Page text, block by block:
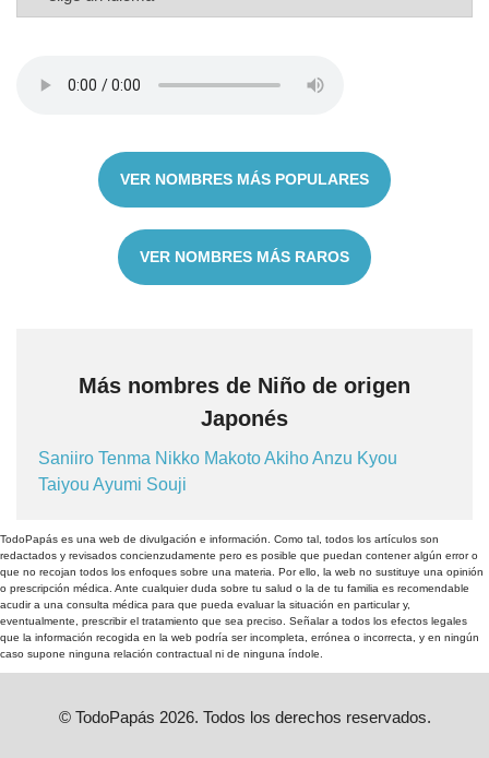
VER NOMBRES MÁS POPULARES
VER NOMBRES MÁS RAROS
Más nombres de Niño de origen
Japonés
Saniiro Tenma Nikko MakotoAkihoAnzu Kyou
Taiyou Ayumi Souji
TodoPapás es una web de divulgación e información. Como tal, todos los artículos son
redactados y revisados concienzudamente pero es posible que puedan contener algún error o
que no recojan todos los enfoques sobre una materia. Por ello, la web no sustituye una opinión
o prescripción médica. Ante cualquier duda sobre tu salud o la de tu familia es recomendable
acudir a una consulta médica para que pueda evaluar la situación en particular y,
eventualmente, prescribir el tratamiento que sea preciso. Señalar a todos los efectos legales
que la información recogida en la web podría ser incompleta, errónea o incorrecta, y en ningún
caso supone ninguna relación contractual ni de ninguna índole.
© TodoPapás 2026. Todos los derechos reservados.